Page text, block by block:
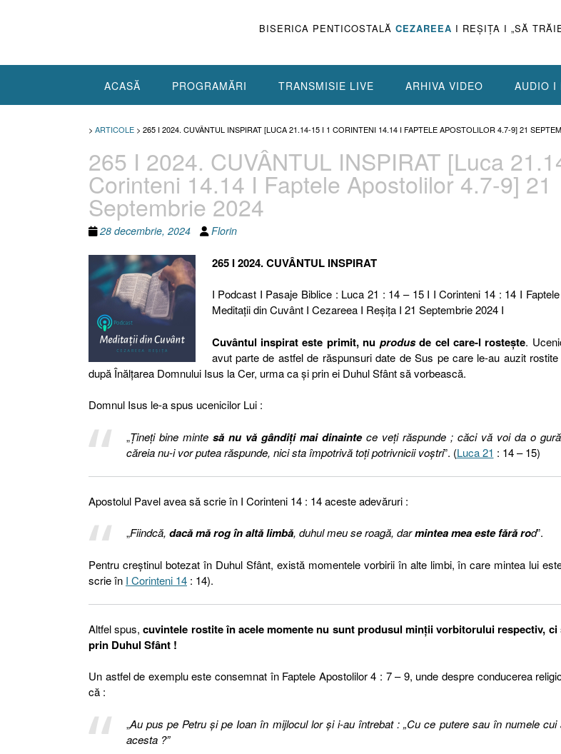
BISERICA PENTICOSTALĂ CEZAREEA I REŞIŢA I „SĂ
ACASĂ PROGRAMĂRI TRANSMISIE LIVE ARHIVA VIDEO AUDIO I
> ARTICOLE > 265 I 2024. CUVÂNTUL INSPIRAT [LUCA 21.14-15 I 1 CORINTENI 14.14 I FAPTELE APOSTOLILOR 4.7-9] 21
265 I 2024. CUVÂNTUL INSPIRAT [Luca
Corinteni 14.14 I Faptele Apostolilor 4.7-9] 21
Septembrie 2024
28 decembrie, 2024 Florin
265 I 2024. CUVÂNTUL INSPIRAT
I Podcast I Pasaje Biblice : Luca 21 : 14 – 15 I I Corinteni 14 : 14 I
Meditaţii din Cuvânt I Cezareea I Reşiţa I 21 Septembrie 2024 I
Cuvântul inspirat este primit, nu produsde cel care-l rostește.
avut parte de astfel de răspunsuri date de Sus pe care le-au auzit
după Înălțarea Domnului Isus la Cer, urma ca și prin ei Duhul Sfânt să vorbească.
Domnul Isus le-a spus ucenicilor Lui :
„Ţineţi bine minte să nu vă gândiţi mai dinaintece veţi răspunde ; căci vă voi da o
căreia nu-i vor putea răspunde, nici sta împotrivă toţi potrivnicii voştri”. (Luca 21 : 14 – 15)
Apostolul Pavel avea să scrie în I Corinteni 14 : 14 aceste adevăruri :
„Fiindcă, dacă mă rog în altă limbă, duhul meu se roagă, darmintea mea este fără rod”.
Pentru creștinul botezat în Duhul Sfânt, există momentele vorbirii în alte limbi, în care mintea lui
scrie în I Corinteni 14 : 14).
Altfel spus,cuvintele rostite în acele momente nu sunt produsul minții vorbitorului respectiv,
prin Duhul Sfânt !
Un astfel de exemplu este consemnat în Faptele Apostolilor 4 : 7 – 9, unde despre conducerea
că :
„Au pus pe Petru şi pe Ioan în mijlocul lor şi i-au întrebat : „Cu ce putere sau în numele
acesta ?”